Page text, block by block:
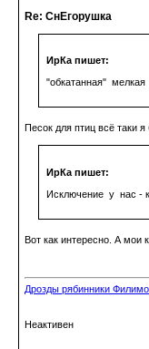
Re: СнЕгорушка
ИрКа пишет:
"обкатанная"
Песок для птиц всё таки
ИрКа пишет:
Исключение у нас -
Вот как интересно. А мои
Дрозды рябинники
Неактивен